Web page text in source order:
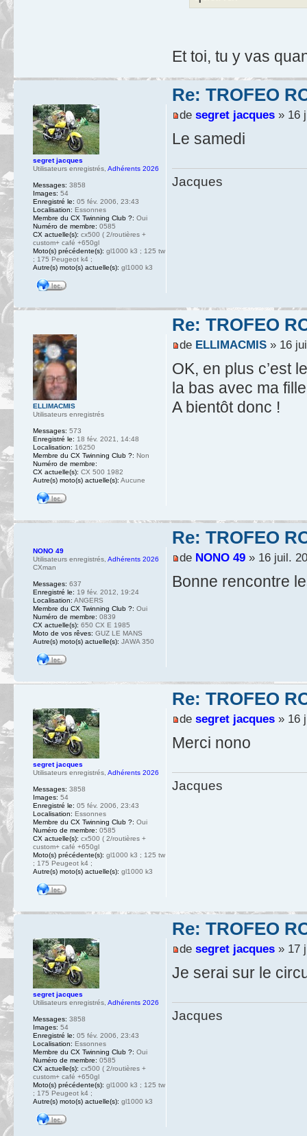
Et toi, tu y vas
Re: TROFEO
de segret jacques» 16
Le samedi
Jacques
segret jacques
Utilisateurs enregistrés Adhérents 2026
Messages: 3858
Images: 54
Enregistré le: 05 fév. 2006, 23:43
Localisation: Essonnes
Membre du CX Twinning Club ?: Oui
Numéro de membre: 0585
CX actuelle(s): cx500 ( 2/routières +
custom+ café +650gl
Moto(s) précédente(s): gl1000 k3 ; 125 tw
; 175 Peugeot k4 ;
Autre(s) moto(s) actuelle(s): gl1000 k3
Re: TROFEO
de ELLIMACMIS» 16
OK, en plus c’est
la bas avec ma
A bientôt donc !
ELLIMACMIS
Utilisateurs enregistrés
Messages: 573
Enregistré le: 18 fév. 2021, 14:48
Localisation: 16250
Membre du CX Twinning Club ?: Non
Numéro de membre:
CX actuelle(s): CX 500 1982
Autre(s) moto(s) actuelle(s): Aucune
Re: TROFEO
de NONO 49» 16 juil.
Bonne rencontre
NONO 49
Utilisateurs enregistrés Adhérents 2026
CXman
Messages: 637
Enregistré le: 19 fév. 2012, 19:24
Localisation: ANGERS
Membre du CX Twinning Club ?: Oui
Numéro de membre: 0839
CX actuelle(s): 650 CX E 1985
Moto de vos rêves: GUZ LE MANS
Autre(s) moto(s) actuelle(s): JAWA 350
Re: TROFEO
de segret jacques» 16
Merci nono
Jacques
segret jacques
Utilisateurs enregistrés Adhérents 2026
Messages: 3858
Images: 54
Enregistré le: 05 fév. 2006, 23:43
Localisation: Essonnes
Membre du CX Twinning Club ?: Oui
Numéro de membre: 0585
CX actuelle(s): cx500 ( 2/routières +
custom+ café +650gl
Moto(s) précédente(s): gl1000 k3 ; 125 tw
; 175 Peugeot k4 ;
Autre(s) moto(s) actuelle(s): gl1000 k3
Re: TROFEO
de segret jacques» 17
Je serai sur le
Jacques
segret jacques
Utilisateurs enregistrés Adhérents 2026
Messages: 3858
Images: 54
Enregistré le: 05 fév. 2006, 23:43
Localisation: Essonnes
Membre du CX Twinning Club ?: Oui
Numéro de membre: 0585
CX actuelle(s): cx500 ( 2/routières +
custom+ café +650gl
Moto(s) précédente(s): gl1000 k3 ; 125 tw
; 175 Peugeot k4 ;
Autre(s) moto(s) actuelle(s): gl1000 k3